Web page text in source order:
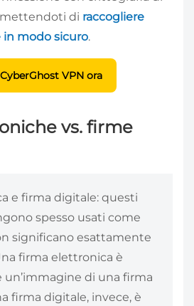
di raccogliere
modo sicuro.
VPN ora
vs. firme
e firma digitale: questi
spesso usati come
significano esattamente
firma elettronica è
di una firma
firma digitale, invece, è